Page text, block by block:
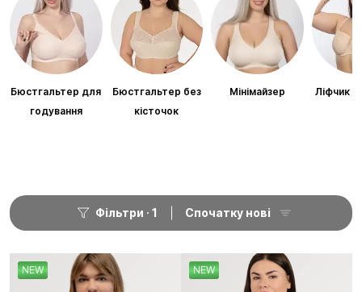
Бюстгальтер для
годування
Бюстгальтер без
кісточок
Мінімайзер Ліфчик
Фільтри 1 Спочатку нові
NEW NEW